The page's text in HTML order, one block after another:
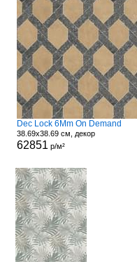
Dec Lock 6Mm On Demand
38.69x38.69 см, декор
62851 р/м²